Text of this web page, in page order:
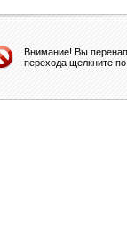
Внимание! Вы
перехода щелкните